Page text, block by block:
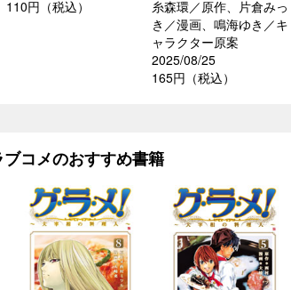
110円（税込）
糸森環／原作、片倉みっ
き／漫画、鳴海ゆき／キ
ャラクター原案
2025/08/25
165円（税込）
ブコメのおすすめ書籍